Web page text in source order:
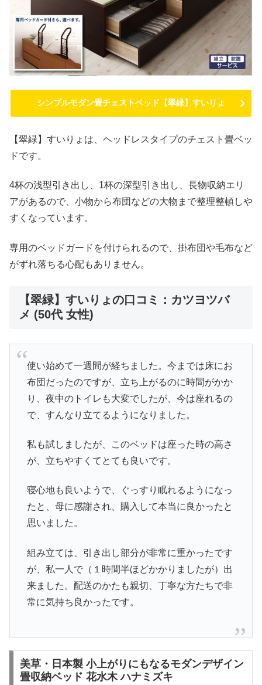
シンプルモダン畳チェストベッド【翠緑】すいりょ
【翠緑】すいりょは、ヘッドレスタイプのチェスト畳ベッ
ドです。
4杯の浅型引き出し、1杯の深型引き出し、長物収納エリ
アがあるので、小物から布団などの大物まで整理整頓しや
すくなっています。
専用のベッドガードを付けられるので、掛布団や毛布など
がずれ落ちる心配もありません。
【翠緑】すいりょの口コミ：カツヨツバ
メ (50代 女性)
使い始めて一週間が経ちました。今までは床にお
布団だったのですが、立ち上がるのに時間がかか
り、夜中のトイレも大変でしたが、今は座れるの
で、すんなり立てるようになりました。
私も試しましたが、このベッドは座った時の高さ
が、立ちやすくてとても良いです。
寝心地も良いようで、ぐっすり眠れるようになっ
たと、母に感謝され、購入して本当に良かったと
思いました。
組み立ては、引き出し部分が非常に重かったです
が、私一人で（１時間半ほどかかりましたが）出
来ました。配送のかたも親切、丁寧な方たちで非
常に気持ち良かったです。
美草・日本製 小上がりにもなるモダンデザイン
畳収納ベッド 花水木 ハナミズキ